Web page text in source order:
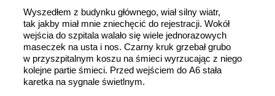
Wyszedłem z budynku głównego, wiał silny wiatr,
tak jakby miał mnie zniechęcić do rejestracji. Wokół
wejścia do szpitala walało się wiele jednorazowych
maseczek na usta i nos. Czarny kruk grzebał grubo
w przyszpitalnym koszu na śmieci wyrzucając z niego
kolejne partie śmieci. Przed wejściem do A6 stała
karetka na sygnale świetlnym.